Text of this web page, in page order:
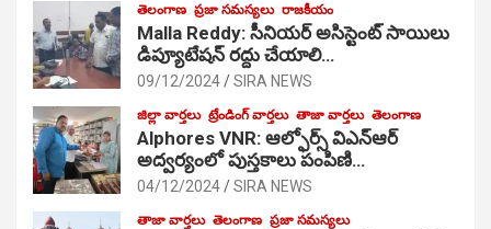
తెలంగాణ ప్రజా సమస్యలు రాజకీయం
Malla Reddy: సీనియర్ అసిస్టెంట్ సాయిలు
డిప్యూటేషన్ రద్దు చేయాలి…
09/12/2024 SIRA NEWS
జిల్లా వార్తలు ట్రేండింగ్ వార్తలు తాజా వార్తలు తెలంగాణ
Alphores VNR: ఆల్ఫోర్స్ విఎన్ఆర్
అద్వర్యంలో పుస్తకాలు పంపిణి…
04/12/2024 SIRA NEWS
తాజా వార్తలు తెలంగాణ ప్రజా సమస్యలు